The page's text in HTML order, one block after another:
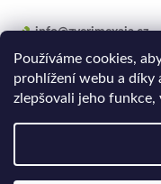
Používáme cookies,
prohlížení webu a díky
zlepšovali jeho
info@zverimexaja.cz